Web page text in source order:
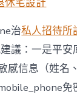
治私人招待所
議：一是平
感信息（姓名
免